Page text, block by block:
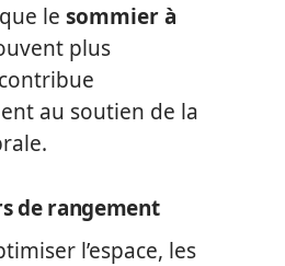
le sommier à
plus
au soutien de la
de rangement
l’espace, les